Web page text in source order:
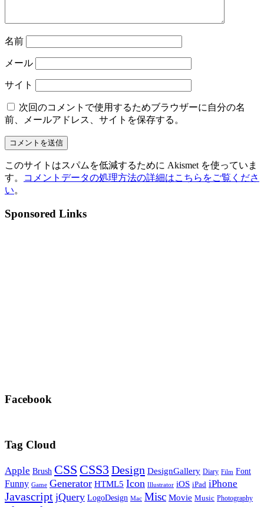
名前
メール
サイト
次回のコメントで使用するためブラウザーに自分の名
前、メールアドレス、サイトを保存する。
このサイトはスパムを低減するために Akismet を使っていま
す。
コメントデータの処理方法の詳細はこちらをご覧くださ
い。
Sponsored Links
Facebook
Tag Cloud
Apple Brush CSS CSS3 Design DesignGallery Diary Film Font
Funny Game Generator HTML5 Icon Illustrator iOS iPad iPhone
Javascript jQuery LogoDesign Mac Misc Movie Music Photography